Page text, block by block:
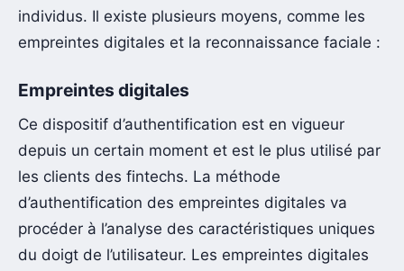
individus. Il existe plusieurs moyens, comme les
empreintes digitales et la reconnaissance faciale :
Empreintes digitales
Ce dispositif d’authentification est en vigueur
depuis un certain moment et est le plus utilisé par
les clients des fintechs. La méthode
d’authentification des empreintes digitales va
procéder à l’analyse des caractéristiques uniques
du doigt de l’utilisateur. Les empreintes digitales